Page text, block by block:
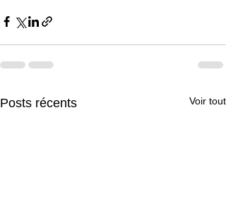
Posts récents Voir tout